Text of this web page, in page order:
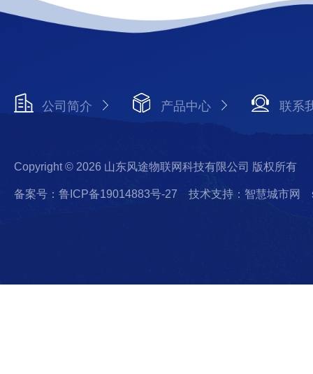
公司简介 产品中心 联系
Copyright © 2026 山东风途物联网科技有限公司 版权所有
备案号：鲁ICP备19014883号-27 技术支持：智慧城市网